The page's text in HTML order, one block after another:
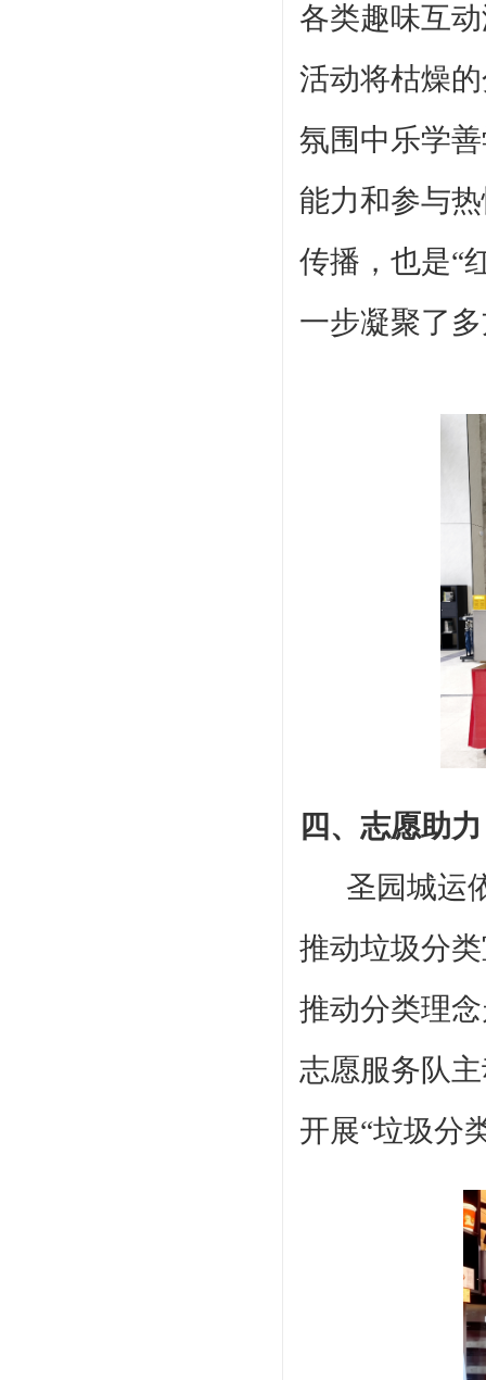
各类趣味互
活动将枯燥
氛围中乐学
能力和参与
传播，也是“
一步凝聚了
四、志愿助
圣园城运
推动垃圾分
推动分类理
志愿服务队
开展“垃圾分